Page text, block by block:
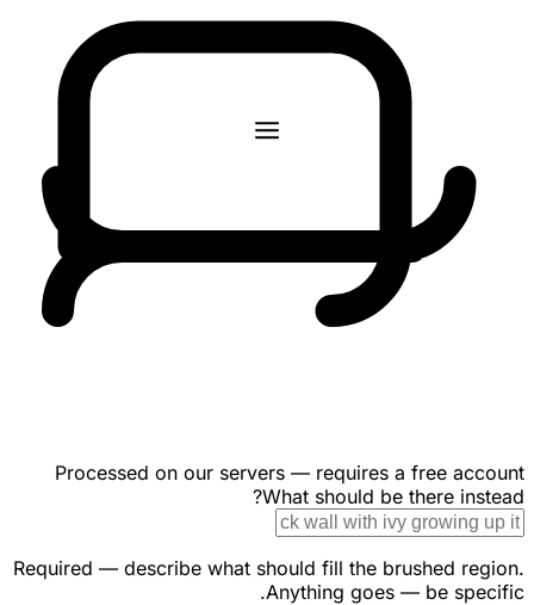
Processed on our servers — requires a free account
What should be there instead?
Required — describe what should fill the brushed region.
Anything goes — be specific.